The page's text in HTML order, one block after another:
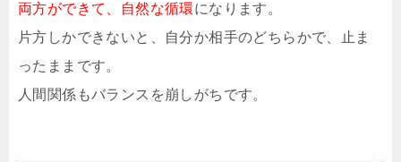
両方ができて、自然な循環になります。
片方しかできないと、自分か相手のどちらかで、止ま
ったままです。
人間関係もバランスを崩しがちです。